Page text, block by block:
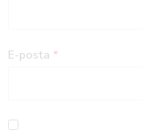
E-posta *